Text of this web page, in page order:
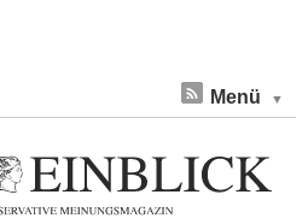
Menü